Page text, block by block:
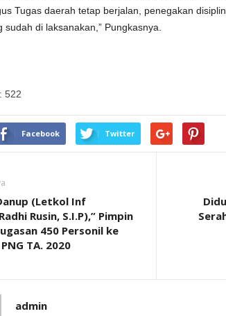
Tugas daerah tetap berjalan, penegakan
sudah di laksanakan,” Pungkasnya.
522
Facebook Twitter
(Letkol Inf
Rusin, S.I.P),” Pimpin
450 Personil ke
TA. 2020
admin